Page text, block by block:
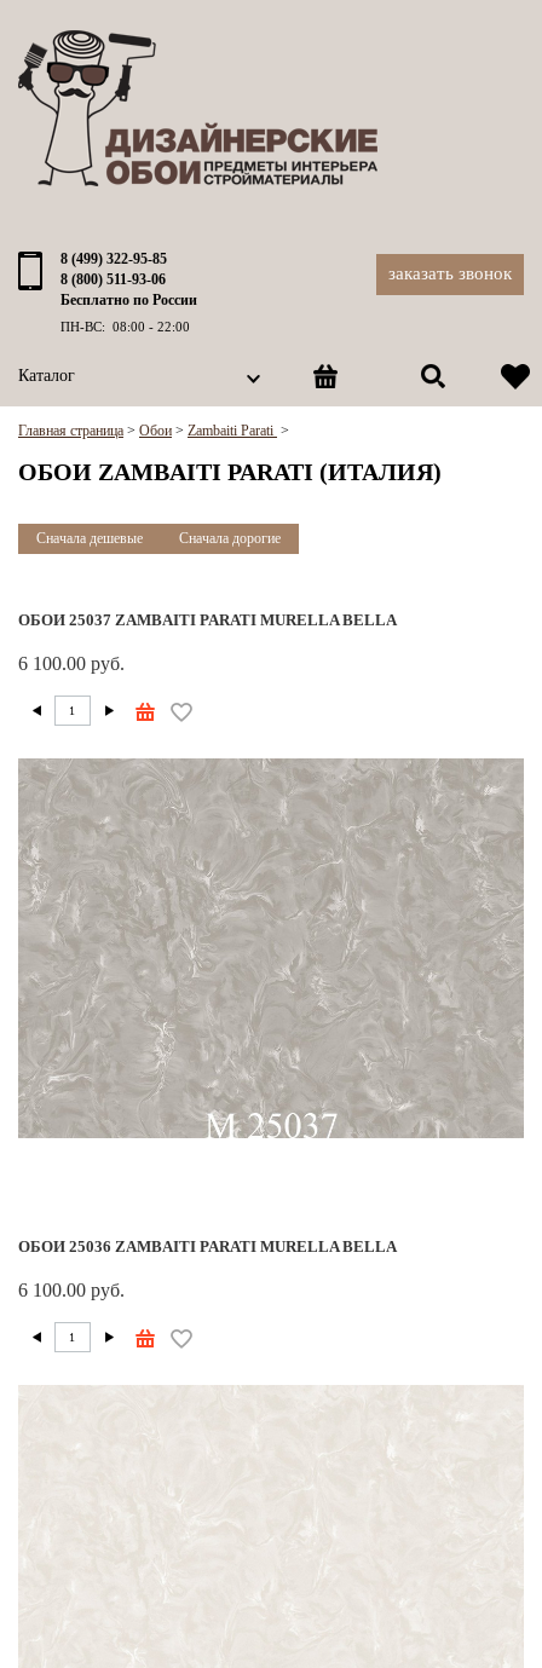
8 (499) 322-95-85
8 (800) 511-93-06
Бесплатно по России
ПН-ВС: 08:00 - 22:00
заказать звонок
Каталог
Главная страница > Обои > Zambaiti Parati >
ОБОИ ZAMBAITI PARATI (ИТАЛИЯ)
Сначала дешевые Сначала дорогие
ОБОИ 25037 ZAMBAITI PARATI MURELLA BELLA
6 100.00 руб.
ОБОИ 25036 ZAMBAITI PARATI MURELLA BELLA
6 100.00 руб.